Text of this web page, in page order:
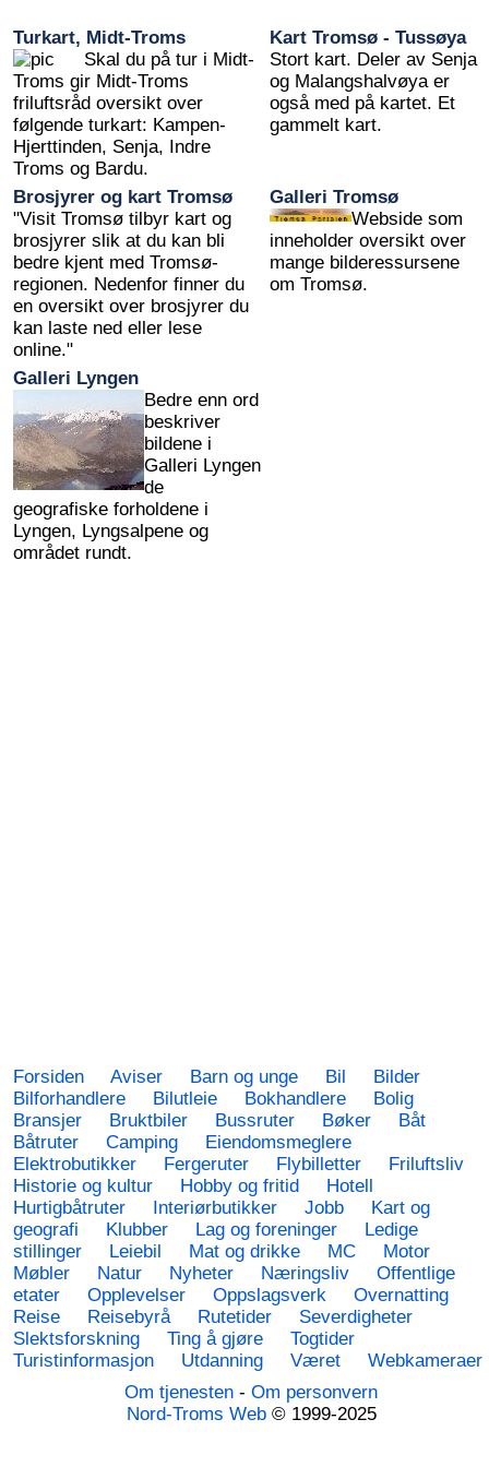
Turkart, Midt-Troms
Skal du på tur i Midt-
Troms gir Midt-Troms
friluftsråd oversikt over
følgende turkart: Kampen-
Hjerttinden, Senja, Indre
Troms og Bardu.
Kart Tromsø - Tussøya
Stort kart. Deler av Senja
og Malangshalvøya er
også med på kartet. Et
gammelt kart.
Brosjyrer og kart Tromsø
"Visit Tromsø tilbyr kart og
brosjyrer slik at du kan bli
bedre kjent med Tromsø-
regionen. Nedenfor finner du
en oversikt over brosjyrer du
kan laste ned eller lese
online."
Galleri Tromsø
Webside som
inneholder oversikt over
mange bilderessursene
om Tromsø.
Galleri Lyngen
Bedre enn ord
beskriver
bildene i
Galleri Lyngen
de
geografiske forholdene i
Lyngen, Lyngsalpene og
området rundt.
Forsiden Aviser Barn og unge Bil
Bilder
Bilforhandlere
Bilutleie Bokhandlere
Bolig
Bransjer
Bruktbiler Bussruter Bøker
Båt
Båtruter
Camping
Eiendomsmeglere
Elektrobutikker
Fergeruter Flybilletter
Friluftsliv
Historie og kultur
Hobby og fritid
Hotell
Hurtigbåtruter
Interiørbutikker Jobb
Kart og
geografi
Klubber Lag og foreninger
Ledige
stillinger
Leiebil Mat og drikke MC
Motor
Møbler
Natur Nyheter Næringsliv
Offentlige
etater
Opplevelser Oppslagsverk
Overnatting
Reise
Reisebyrå Rutetider
Severdigheter
Slektsforskning
Ting å gjøre
Togtider
Turistinformasjon
Utdanning Været
Webkameraer
Om tjenesten - Om personvern
Nord-Troms Web© 1999-2025